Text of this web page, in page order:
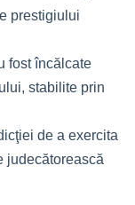
prestigiului
fost încălcate
stabilite prin
de a exercita
judecătorească